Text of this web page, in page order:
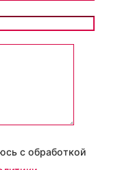
с обработкой